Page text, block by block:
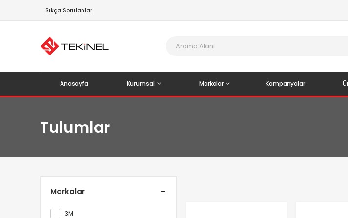
Sıkça Sorulanlar
Anasayfa Kurumsal Markalar Kampanyalar
Tulumlar
Markalar
3M